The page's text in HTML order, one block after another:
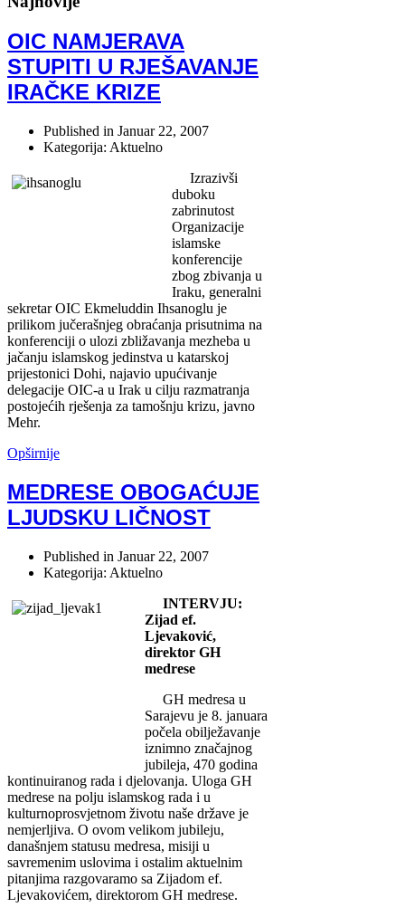
OIC NAMJERAVA
STUPITI U RJEŠAVANJE
IRAČKE KRIZE
Published in Januar 22, 2007
Kategorija: Aktuelno
Izrazivši
duboku
zabrinutost
Organizacije
islamske
konferencije
zbog zbivanja u
Iraku, generalni
sekretar OIC Ekmeluddin Ihsanoglu je
prilikom jučerašnjeg obraćanja prisutnima na
konferenciji o ulozi zbližavanja mezheba u
jačanju islamskog jedinstva u katarskoj
prijestonici Dohi, najavio upućivanje
delegacije OIC-a u Irak u cilju razmatranja
postojećih rješenja za tamošnju krizu, javno
Mehr.
Opširnije
MEDRESE OBOGAĆUJE
LJUDSKU LIČNOST
Published in Januar 22, 2007
Kategorija: Aktuelno
INTERVJU:
Zijad ef.
Ljevaković,
direktor GH
medrese
GH medresa u
Sarajevu je 8. januara
počela obilježavanje
iznimno značajnog
jubileja, 470 godina
kontinuiranog rada i djelovanja. Uloga GH
medrese na polju islamskog rada i u
kulturnoprosvjetnom životu naše države je
nemjerljiva. O ovom velikom jubileju,
današnjem statusu medresa, misiji u
savremenim uslovima i ostalim aktuelnim
pitanjima razgovaramo sa Zijadom ef.
Ljevakovićem, direktorom GH medrese.